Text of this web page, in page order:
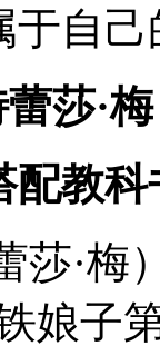
自己
莎·梅
配教科
莎·
娘子